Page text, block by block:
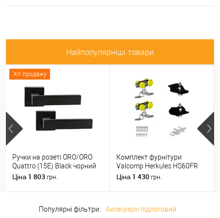
Найпопулярніші товари
Хіт продажу
Ручки на розеті ORO/ORO
Quattro (15E) Black чорний
матовий
Ціна 1 803 грн.
Комплект фурнітури
Valcomp Herkules HS60FR
для 1 полотна з дерева до
Ціна 1 430 грн.
Популярні фільтри:
Аксесуари підлоговий